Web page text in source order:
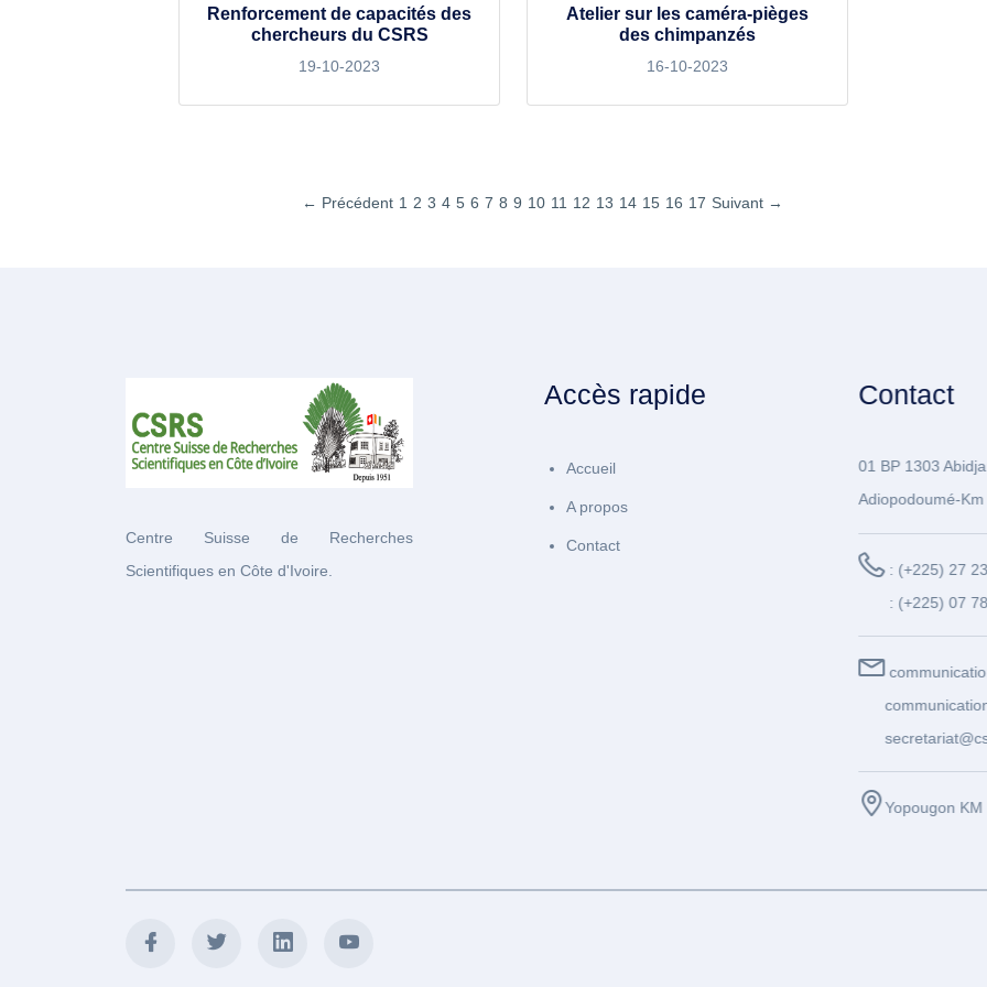
Renforcement de capacités des
chercheurs du CSRS
19-10-2023
Atelier sur les caméra-pièges
des chimpanzés
16-10-2023
← Précédent 1 2 3 4 5 6 7 8 9 10 11 12 13 14 15 16 17 Suivant →
Centre Suisse de Recherches
Scientifiques en Côte d'Ivoire.
Accès rapide
Accueil
A propos
Contact
Contact
01 BP 1303
Adiopodoumé-
: (+225) 27
: (+225) 07
Yopougon KM